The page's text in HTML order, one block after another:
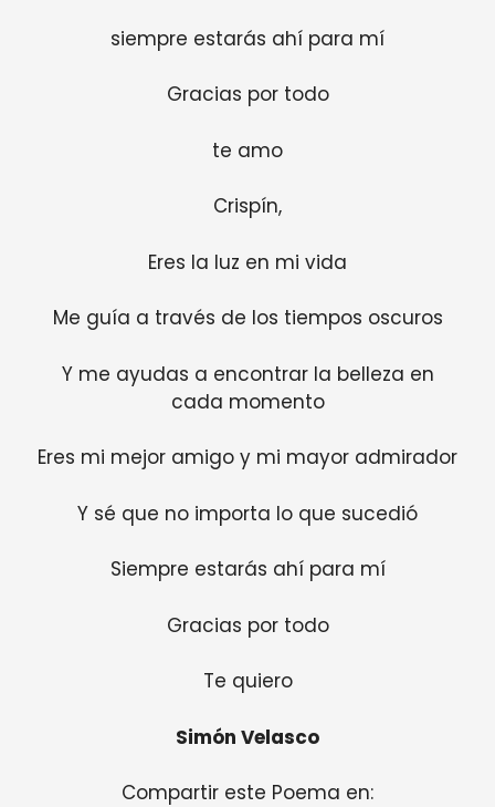
siempre estarás ahí para mí
Gracias por todo
te amo
Crispín,
Eres la luz en mi vida
Me guía a través de los tiempos oscuros
Y me ayudas a encontrar la belleza en
cada momento
Eres mi mejor amigo y mi mayor admirador
Y sé que no importa lo que sucedió
Siempre estarás ahí para mí
Gracias por todo
Te quiero
Simón Velasco
Compartir este Poema en: